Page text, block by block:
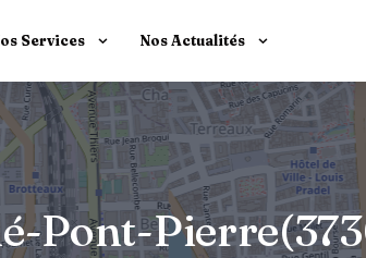
Services Nos Actualités
Pont-